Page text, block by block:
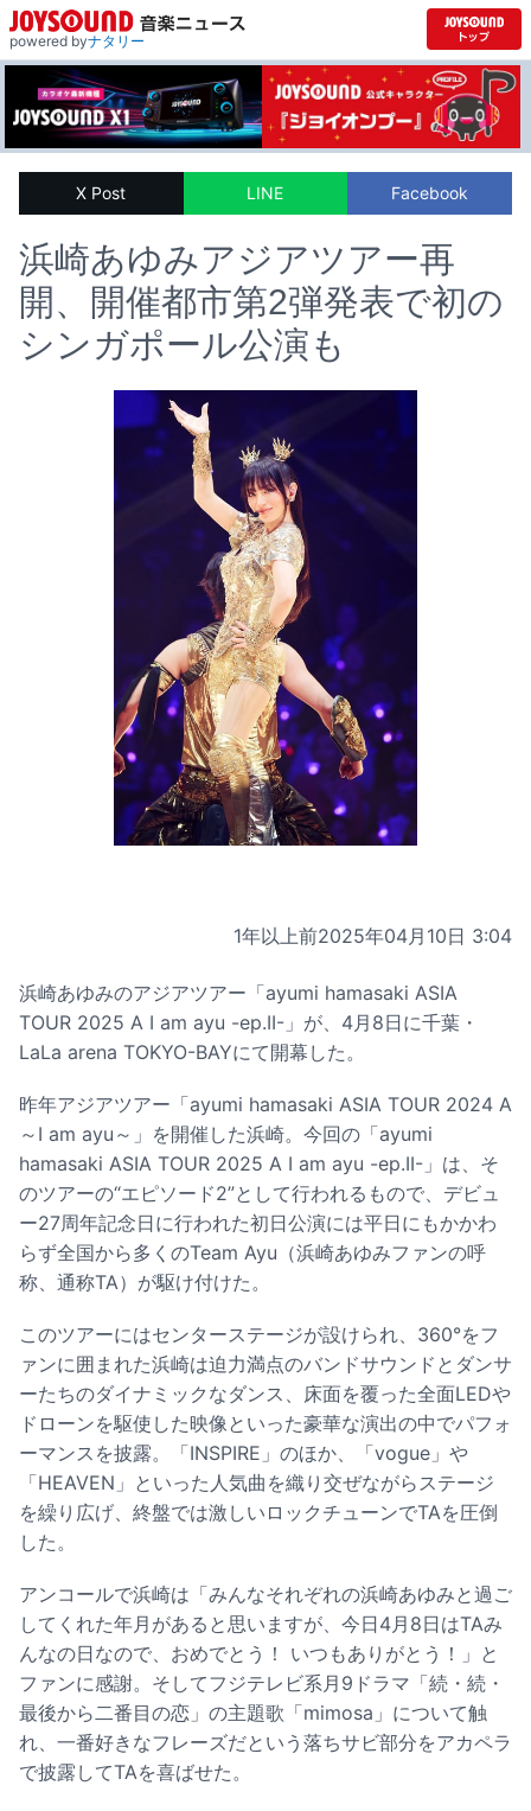
powered byナタリー
X Post LINE Facebook
浜崎あゆみアジアツアー再
開、開催都市第2弾発表で初の
シンガポール公演も
1年以上前2025年04月10日 3:04
浜崎あゆみのアジアツアー「ayumi hamasaki ASIA
TOUR 2025 A I am ayu -ep.II-」が、4月8日に千葉・
LaLa arena TOKYO-BAYにて開幕した。
昨年アジアツアー「ayumi hamasaki ASIA TOUR 2024 A
～I am ayu～」を開催した浜崎。今回の「ayumi
hamasaki ASIA TOUR 2025 A I am ayu -ep.II-」は、そ
のツアーの“エピソード2”として行われるもので、デビュ
ー27周年記念日に行われた初日公演には平日にもかかわ
らず全国から多くのTeam Ayu（浜崎あゆみファンの呼
称、通称TA）が駆け付けた。
このツアーにはセンターステージが設けられ、360°をフ
ァンに囲まれた浜崎は迫力満点のバンドサウンドとダンサ
ーたちのダイナミックなダンス、床面を覆った全面LEDや
ドローンを駆使した映像といった豪華な演出の中でパフォ
ーマンスを披露。「INSPIRE」のほか、「vogue」や
「HEAVEN」といった人気曲を織り交ぜながらステージ
を繰り広げ、終盤では激しいロックチューンでTAを圧倒
した。
アンコールで浜崎は「みんなそれぞれの浜崎あゆみと過ご
してくれた年月があると思いますが、今日4月8日はTAみ
んなの日なので、おめでとう！ いつもありがとう！」と
ファンに感謝。そしてフジテレビ系月9ドラマ「続・続・
最後から二番目の恋」の主題歌「mimosa」について触
れ、一番好きなフレーズだという落ちサビ部分をアカペラ
で披露してTAを喜ばせた。